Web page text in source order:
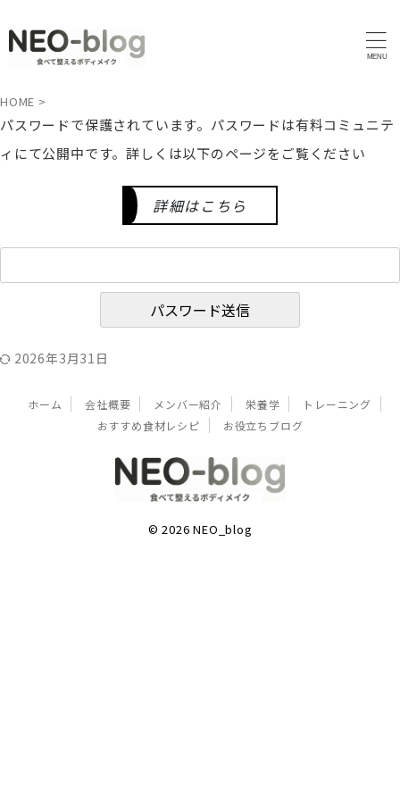
HOME >
パスワードで保護されています。パスワードは有料コミュニテ
ィにて公開中です。詳しくは以下のページをご覧ください
詳細はこちら
2026年3月31日
ホーム 会社概要 メンバー紹介 栄養学
トレーニング
おすすめ食材レシピ
お役立ちブログ
© 2026 NEO_blog